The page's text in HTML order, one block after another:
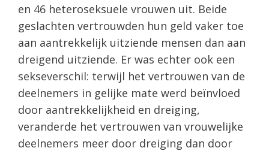
en 46 heteroseksuele vrouwen uit. Beide
geslachten vertrouwden hun geld vaker toe
aan aantrekkelijk uitziende mensen dan aan
dreigend uitziende. Er was echter ook een
sekseverschil: terwijl het vertrouwen van de
deelnemers in gelijke mate werd beïnvloed
door aantrekkelijkheid en dreiging,
veranderde het vertrouwen van vrouwelijke
deelnemers meer door dreiging dan door